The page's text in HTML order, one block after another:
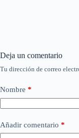
Deja un comentario
Tu dirección de correo
Nombre *
Añadir comentario *